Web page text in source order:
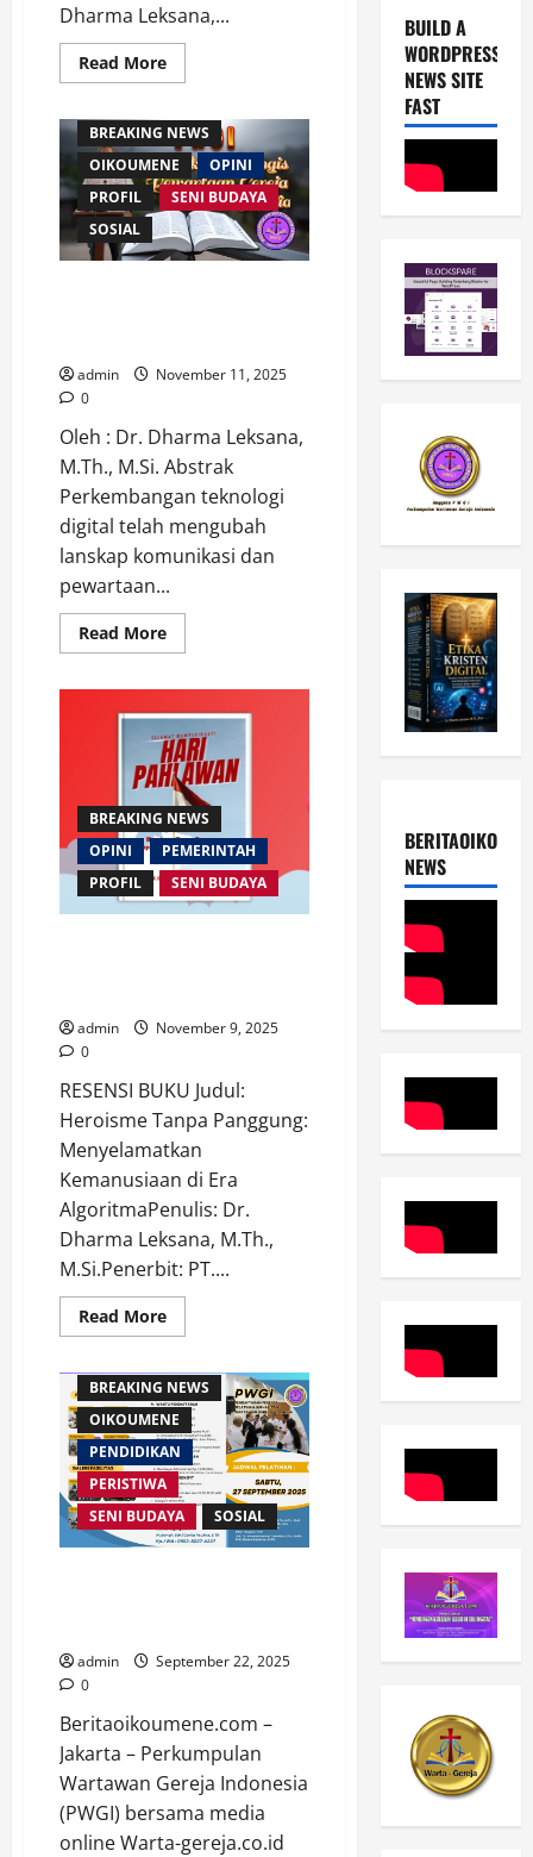
Dharma Leksana,...
Read MoreRead
more
Teknologi
Digital
dan
Masa
Depan
Manusia:
Antara
Utopia
dan
BREAKING NEWS
OIKOUMENE
OPINI
PROFIL
SENI BUDAYA
SOSIAL
admin
November 11, 2025
0
Oleh : Dr. Dharma Leksana,
M.Th., M.Si. Abstrak
Perkembangan teknologi
digital telah mengubah
lanskap komunikasi dan
pewartaan...
Read MoreRead
more
Gereja
Indonesia
(PWGI)
sebagai
Model
Misiologi
Komunikatif
BREAKING NEWS
OPINI
PEMERINTAH
PROFIL
SENI BUDAYA
admin
November 9, 2025
0
RESENSI BUKU Judul:
Heroisme Tanpa Panggung:
Menyelamatkan
Kemanusiaan di Era
AlgoritmaPenulis: Dr.
Dharma Leksana, M.Th.,
M.Si.Penerbit: PT....
Read MoreRead
more
Heroisme
Tanpa
Panggung:
Menyelamatkan
Kemanusiaan
di
Era
Algoritma
BREAKING NEWS
OIKOUMENE
PENDIDIKAN
PERISTIWA
SENI BUDAYA
SOSIAL
admin
September 22, 2025
0
Beritaoikoumene.com –
Jakarta – Perkumpulan
Wartawan Gereja Indonesia
(PWGI) bersama media
online Warta-gereja.co.id
BUILD A
WORDPRESS
NEWS SITE
FAST
NEWS